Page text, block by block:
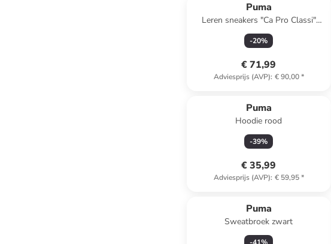
Puma
Leren sneakers "Ca Pro Classi"
beige/rood
-20%
€ 71,99
Adviesprijs (AVP): € 90,00*
Puma
Hoodie rood
-39%
€ 35,99
Adviesprijs (AVP): € 59,95*
Puma
Sweatbroek zwart